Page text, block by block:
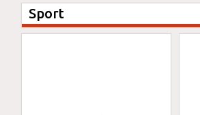
Sport